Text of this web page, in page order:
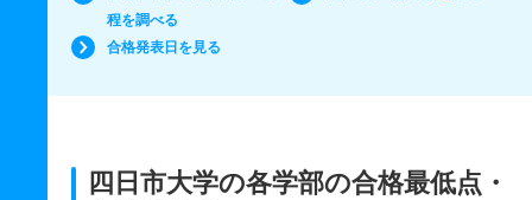
程を調べる
合格発表日を見る
四日市大学の各学部の合格最低点・